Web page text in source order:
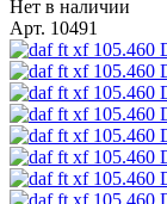
Нет в наличии
Арт. 10491